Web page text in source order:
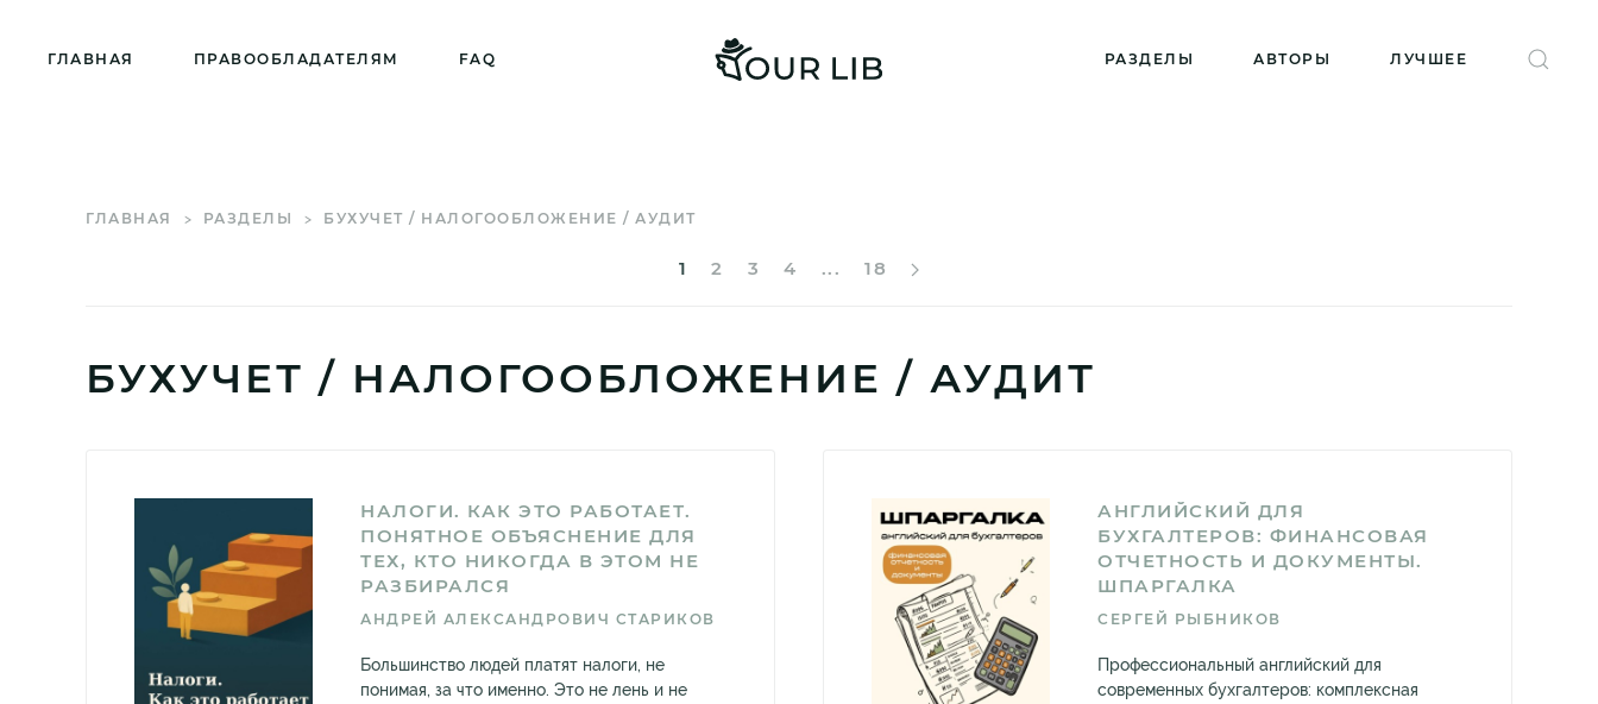
ГЛАВНАЯ ПРАВООБЛАДАТЕЛЯМ FAQ РАЗДЕЛЫ АВТОРЫ ЛУЧШЕЕ
ГЛАВНАЯ РАЗДЕЛЫ БУХУЧЕТ / НАЛОГООБЛОЖЕНИЕ / АУДИТ
1 2 3 4 ... 18
БУХУЧЕТ / НАЛОГООБЛОЖЕНИЕ / АУДИТ
НАЛОГИ. КАК ЭТО РАБОТАЕТ.
ПОНЯТНОЕ ОБЪЯСНЕНИЕ ДЛЯ
ТЕХ, КТО НИКОГДА В ЭТОМ НЕ
РАЗБИРАЛСЯ
АНДРЕЙ АЛЕКСАНДРОВИЧ СТАРИКОВ
Большинство людей платят налоги, не
понимая, за что именно. Это не лень и не
АНГЛИЙСКИЙ ДЛЯ
БУХГАЛТЕРОВ: ФИНАНСОВАЯ
ОТЧЕТНОСТЬ И ДОКУМЕНТЫ.
ШПАРГАЛКА
СЕРГЕЙ РЫБНИКОВ
Профессиональный английский для
современных бухгалтеров: комплексная